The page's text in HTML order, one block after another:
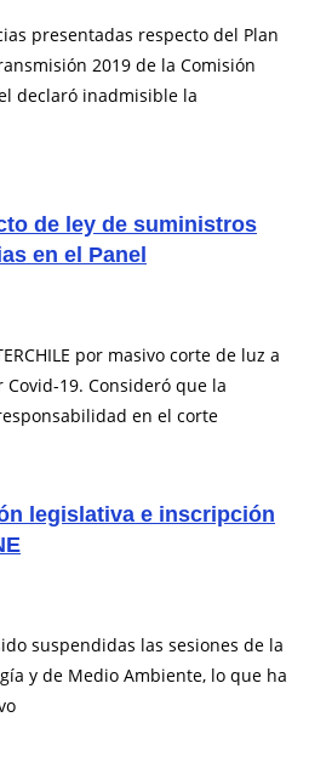
presentadas respecto del Plan
2019 de la Comisión
declaró inadmisible la
de ley de suministros
en el Panel
por masivo corte de luz a
19. Consideró que la
en el corte
legislativa e inscripción
suspendidas las sesiones de la
y de Medio Ambiente, lo que ha